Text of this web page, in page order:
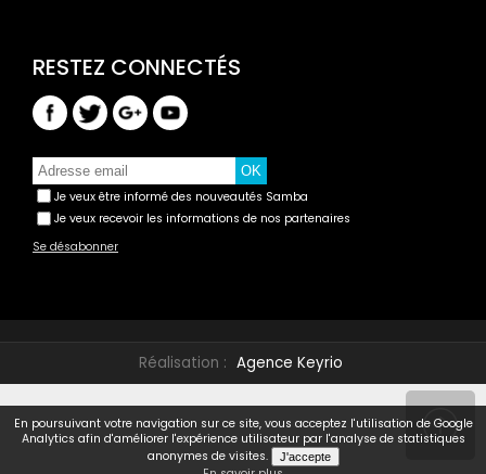
Je veux être informé des nouveautés Samba
Je veux recevoir les informations de nos partenaires
Se désabonner
Réalisation : Agence Keyrio
En poursuivant votre navigation sur ce site, vous acceptez l'utilisation de Google
Analytics afin d'améliorer l'expérience utilisateur par l'analyse de statistiques
anonymes de visites.